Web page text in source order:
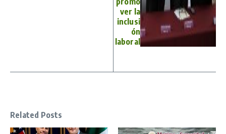
ver la
inclusi
ón
laboral
Related Posts